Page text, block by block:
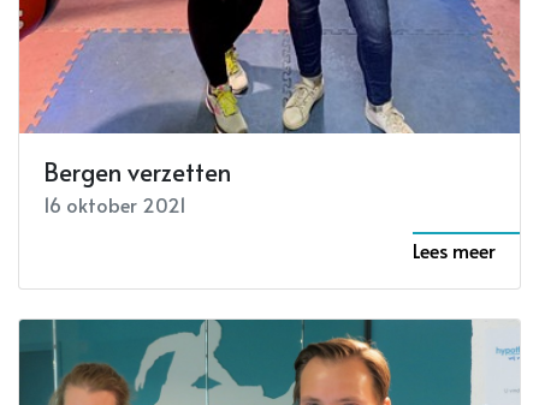
Bergen verzetten
16 oktober 2021
Lees meer